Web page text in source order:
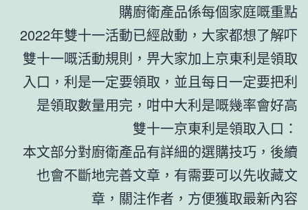
購廚衛產品係每個家庭嘅重點
2022年雙十一活動已經啟動，大家都想了解吓
雙十一嘅活動規則，畀大家加上京東利是領取
入口，利是一定要領取，並且每日一定要把利
是領取數量用完，咁中大利是嘅幾率會好高
雙十一京東利是領取入口：
本文部分對廚衛產品有詳細的選購技巧，後續
也會不斷地完善文章，有需要可以先收藏文
章，關注作者，方便獲取最新內容